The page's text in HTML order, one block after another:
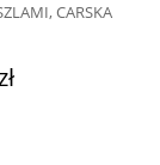
CARSKA